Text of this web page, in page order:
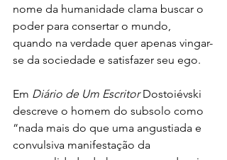
nome da humanidade clama buscar o
poder para consertar o mundo,
quando na verdade quer apenas vingar-
se da sociedade e satisfazer seu ego.
Em Diário de Um Escritor Dostoiévski
descreve o homem do subsolo como
“nada mais do que uma angustiada e
convulsiva manifestação da